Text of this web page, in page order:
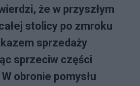
że w przyszłym
stolicy po zmroku
sprzedaży
sprzeciw części
obronie pomysłu